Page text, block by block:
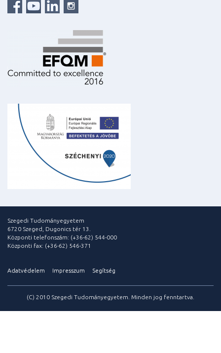
Szegedi Tudományegyetem
6720 Szeged, Dugonics tér 13.
Központi telefonszám: (+36-62) 544-000
Központi fax: (+36-62) 546-371
Adatvédelem Impresszum Segítség
(C) 2010 Szegedi Tudományegyetem. Minden jog fenntartva.